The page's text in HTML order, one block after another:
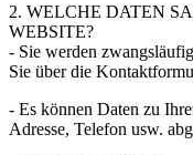
2. WELCHE DATEN
WEBSITE?
- Sie werden
Sie über die
- Es können Daten zu
Adresse, Telefon usw.